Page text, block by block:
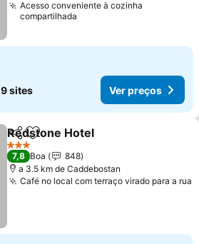
Acesso conveniente à cozinha
compartilhada
9 sites Ver preços
PartilharAdicionar aos favoritos
Redstone Hotel
3 Estrelas
7,8 Boa
848
a 3.5 km de Caddebostan
Café no local com terraço virado para a rua